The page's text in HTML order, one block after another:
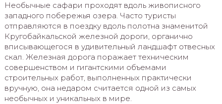
Необычные сафари проходят вдоль живописного
западного побережья озера. Часто туристы
отправляются в поездку вдоль полотна знаменитой
Кругобайкальской железной дороги, органично
вписывающегося в удивительный ландшафт отвесных
скал. Железная дорога поражает техническим
совершенством и гигантскими объемами
строительных работ, выполненных практически
вручную, она недаром считается одной из самых
необычных и уникальных в мире.